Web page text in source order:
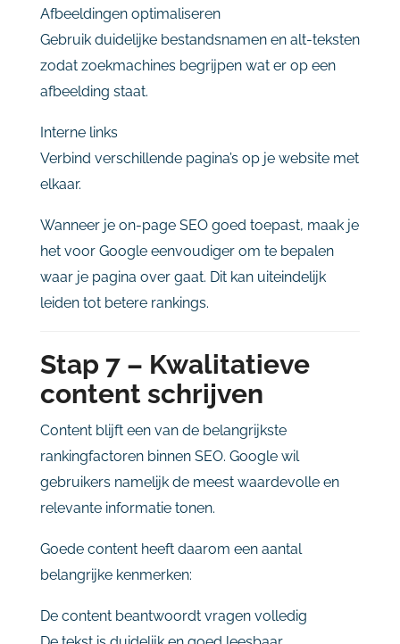
Afbeeldingen optimaliseren
Gebruik duidelijke bestandsnamen en alt-teksten
zodat zoekmachines begrijpen wat er op een
afbeelding staat.
Interne links
Verbind verschillende pagina’s op je website met
elkaar.
Wanneer je on-page SEO goed toepast, maak je
het voor Google eenvoudiger om te bepalen
waar je pagina over gaat. Dit kan uiteindelijk
leiden tot betere rankings.
Stap 7 – Kwalitatieve
content schrijven
Content blijft een van de belangrijkste
rankingfactoren binnen SEO. Google wil
gebruikers namelijk de meest waardevolle en
relevante informatie tonen.
Goede content heeft daarom een aantal
belangrijke kenmerken:
De content beantwoordt vragen volledig